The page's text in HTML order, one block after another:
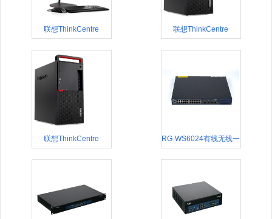
联想ThinkCentre
公
联想ThinkCentre
联想ThinkCentre RG-WS6024有线无线一